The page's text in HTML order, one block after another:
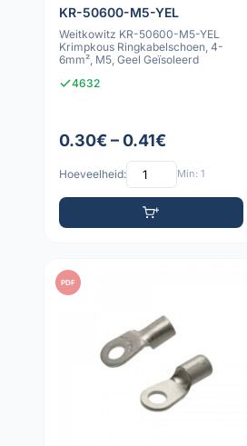
KR-50600-M5-YEL
Weitkowitz KR-50600-M5-YEL
Krimpkous Ringkabelschoen, 4-
6mm², M5, Geel Geïsoleerd
4632
0.30€ – 0.41€
Hoeveelheid: Min: 1
PDF